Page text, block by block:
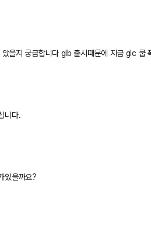
을지 궁금합니다 glb 출시때문에 지금 glc 쿱
니다.
번달 재고가있을까요?